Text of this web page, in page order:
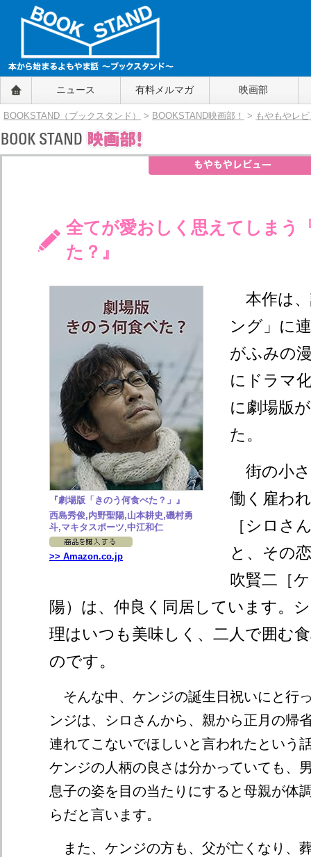
BOOKSTAND（ブックスタンド）
～本から始まるよもやま話～
BOOKSTAND（ブ
ニュース 有料メルマガ 映画部
BOOKSTAND（ブックスタンド） > BOOKSTAND映画部！ > もやもやレ
全てが愛おしく思えてしまう
た？』
『劇場版「きのう何食べた？」』
西島秀俊,内野聖陽,山本耕史,磯村勇
斗,マキタスポーツ,中江和仁
>> Amazon.co.jp
本作は、
ング」に
がふみの
にドラマ
に劇場版
た。
街の小さ
働く雇わ
［シロさ
と、その
吹賢二［
陽）は、仲良く同居しています。
理はいつも美味しく、二人で囲む
のです。
そんな中、ケンジの誕生日祝いにと行
ンジは、シロさんから、親から正月の帰
連れてこないでほしいと言われたという
ケンジの人柄の良さは分かっていても、
息子の姿を目の当たりにすると母親が体
らだと言います。
また、ケンジの方も、父が亡くなり、